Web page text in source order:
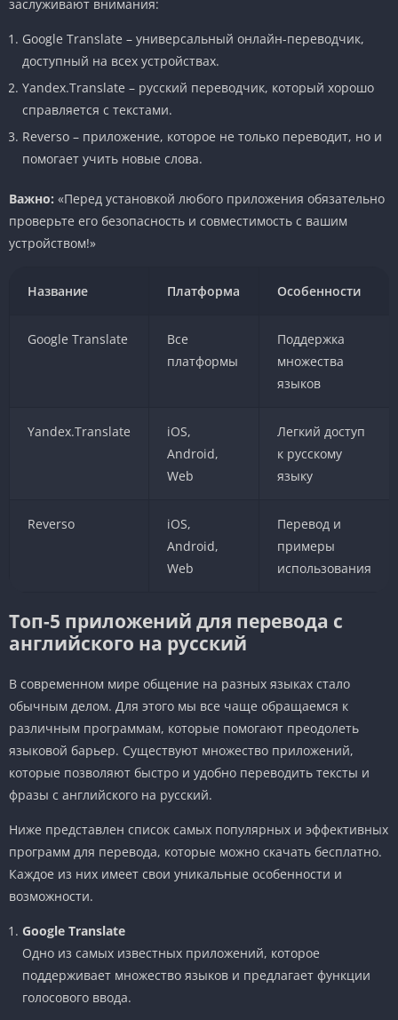
заслуживают внимания:
Google Translate – универсальный онлайн-переводчик,
доступный на всех устройствах.
Yandex.Translate – русский переводчик, который хорошо
справляется с текстами.
Reverso – приложение, которое не только переводит, но и
помогает учить новые слова.
Важно: «Перед установкой любого приложения обязательно
проверьте его безопасность и совместимость с вашим
устройством!»
Название Платформа Особенности
Google Translate
Все
платформы
Поддержка
множества
языков
Yandex.Translate
iOS,
Android,
Web
Легкий доступ
к русскому
языку
Reverso
iOS,
Android,
Web
Перевод и
примеры
использования
Топ-5 приложений для перевода с
английского на русский
В современном мире общение на разных языках стало
обычным делом. Для этого мы все чаще обращаемся к
различным программам, которые помогают преодолеть
языковой барьер. Существуют множество приложений,
которые позволяют быстро и удобно переводить тексты и
фразы с английского на русский.
Ниже представлен список самых популярных и эффективных
программ для перевода, которые можно скачать бесплатно.
Каждое из них имеет свои уникальные особенности и
возможности.
Google Translate
Одно из самых известных приложений, которое
поддерживает множество языков и предлагает функции
голосового ввода.